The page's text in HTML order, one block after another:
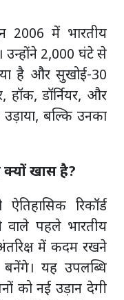
में भारतीय
उन्होंने 2,000 घंटे से
है और सुखोई-30
डॉर्नियर, और
बल्कि उनका
खास है?
रिकॉर्ड
पहले भारतीय
में कदम रखने
बनेंगे। यह उपलब्धि
को नई उड़ान देगी